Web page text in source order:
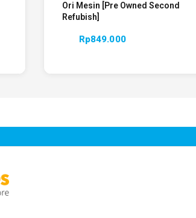
Ori Mesin [Pre Owned Second
Refubish]
Rp849.000